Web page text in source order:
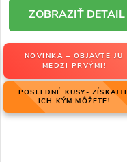
DETAIL
NOVINKA – OBJAVTE JU
MEDZI PRVÝMI!
POSLEDNÉ KUSY-
ICH KÝM MÔŽETE!